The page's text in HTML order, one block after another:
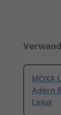
MOXA
Adern
Linux